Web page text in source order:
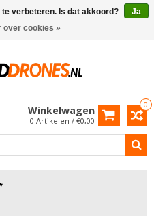
0
Winkelwagen
0 Artikelen / €0,00
verbeteren. Is dat akkoord?
Ja
over cookies »